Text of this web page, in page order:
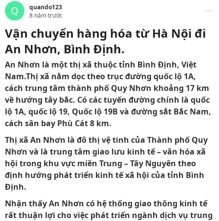
Q
quando123
8 năm trước
Vận chuyển hàng hóa từ Hà Nội đi
An Nhơn, Bình Định.
An Nhơn là một thị xã thuộc tỉnh Bình Định, Việt
Nam.Thị xã nằm dọc theo trục đường quốc lộ 1A,
cách trung tâm thành phố Quy Nhơn khoảng 17 km
về hướng tây bắc. Có các tuyến đường chính là quốc
lộ 1A, quốc lộ 19, Quốc lộ 19B và đường sắt Bắc Nam,
cách sân bay Phù Cát 8 km.
Thị xã An Nhơn là đô thị vệ tinh của Thành phố Quy
Nhơn và là trung tâm giao lưu kinh tế – văn hóa xã
hội trong khu vực miền Trung – Tây Nguyên theo
định hướng phát triển kinh tế xã hội của tỉnh Bình
Định.
Nhận thấy An Nhơn có hệ thống giao thông kinh tế
rất thuận lợi cho việc phát triển ngành dịch vụ trung